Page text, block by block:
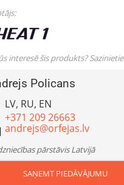
interesē šis produkts?
Policans
LV, RU, EN
+371 209 26663
pārstāvis Latvijā
SAŅEMT PIEDĀVĀJUMU